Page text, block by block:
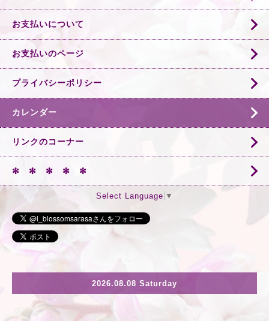
お支払いについて
お支払いのページ
プライバシーポリシー
カレンダー
リンクのコーナー
✻ ✻ ✻ ✻ ✻
Select Language ▼
2026.08.08 Saturday